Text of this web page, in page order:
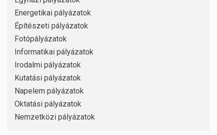
Energetikai pályázatok
Építészeti pályázatok
Fotópályázatok
Informatikai pályázatok
Irodalmi pályázatok
Kutatási pályázatok
Napelem pályázatok
Oktatási pályázatok
Nemzetközi pályázatok